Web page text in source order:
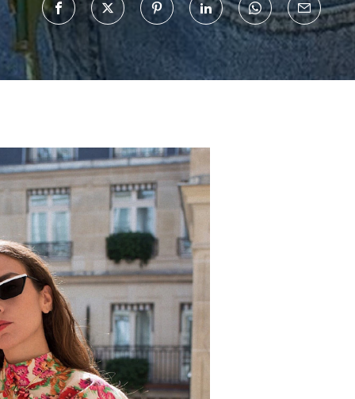
Turkuvaz Haberleşme ve Yayıncılık A.Ş. tarafından
https://vogue.com.tr/internet sitesi üzerinden sunulan
ürün ve hizmetlere ilişkin reklam, tanıtım, pazarlama ve
kutlama/ temenni amaçlı her türlü e-bülten/ ticari
elektronik ileti gönderiminin e-posta yoluyla tarafıma
yapılmasına onay ve bu kapsamda/ amaçla ad/ soyad
ve e-posta adresi verilerimin işlenmesine açık rıza
veriyorum.